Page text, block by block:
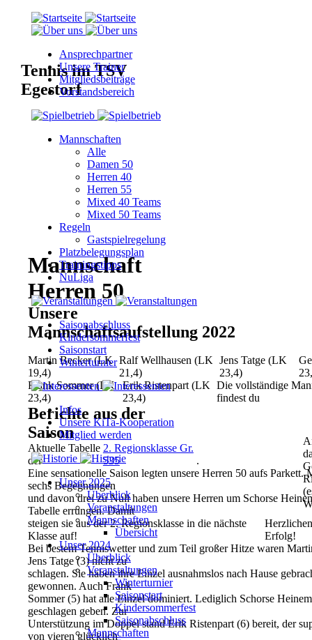
Tennis im TSV
Egestorf
Mannschaft
Herren 50
Unsere
Mannschaftsaufstellung 2022
Martin Becker (LK
19,4)
Ralf Wellhausen (LK
21,4)
Jens Tatge (LK
23,4)
Frank Sommer (LK
23,4)
Erik Ristenpart (LK
23,4)
Die vollständige
findest du
Berichte aus der
Saison
Aktuelle Tabelle
der
2. Regionsklasse Gr.
535
.
Eine sensationelle Saison legten unsere Herren 50 aufs
sechs Begegnungen
und davon drei zu Null haben unsere Herren um Schorse
Tabelle errungen. Damit
steigen sie aus der 2. Regionsklasse in die nächste
Klasse auf!
Erfolg!
Bei bestem Tenniswetter und zum Teil großer Hitze waren
Jens Tatge (3) nicht zu
schlagen. Sie haben ihre Einzel ausnahmslos nach Hause
gewonnen. Auch Frank
Sommer (5) hat alle Einzel dominiert. Lediglich Schorse
geschlagen geben. Zur
Unterstützung im Doppel stand Erik Ristenpart (6) bereit, der
von vieren glücklich
Ansprechpartner
Unsere Trainer
Mitgliedsbeiträge
Vorstandsbereich
Mannschaften
Alle
Damen 50
Herren 40
Herren 55
Mixed 40 Teams
Mixed 50 Teams
Regeln
Gastspielregelung
Platzbelegungsplan
Trainingstipps
NuLiga
Saisonabschluss
Kindersommerfest
Saisonstart
Winterturnier
Infos
Unsere KiTa-Kooperation
Mitglied werden
Unser 2025
Überblick
Veranstaltungen
Mannschaften
Übersicht
Unser 2024
Überblick
Veranstaltungen
Winterturnier
Saisonstart
Kindersommerfest
Saisonabschluss
Mannschaften